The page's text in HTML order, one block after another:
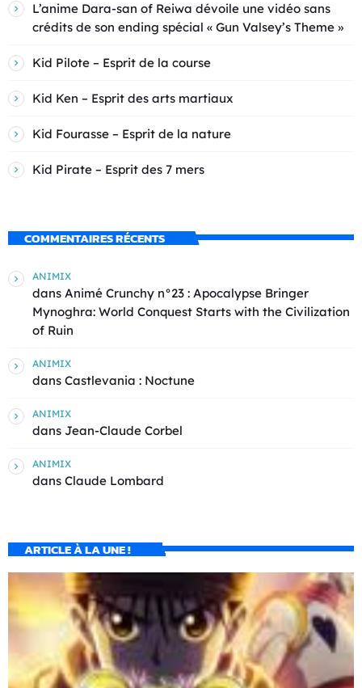
L’anime Dara-san of Reiwa dévoile une vidéo sans
crédits de son ending spécial « Gun Valsey’s Theme »
Kid Pilote – Esprit de la course
Kid Ken – Esprit des arts martiaux
Kid Fourasse – Esprit de la nature
Kid Pirate – Esprit des 7 mers
COMMENTAIRES RÉCENTS
ANIMIX
dans Animé Crunchy n°23 : Apocalypse Bringer
Mynoghra: World Conquest Starts with the Civilization
of Ruin
ANIMIX
dans Castlevania : Noctune
ANIMIX
dans Jean-Claude Corbel
ANIMIX
dans Claude Lombard
ARTICLE À LA UNE !